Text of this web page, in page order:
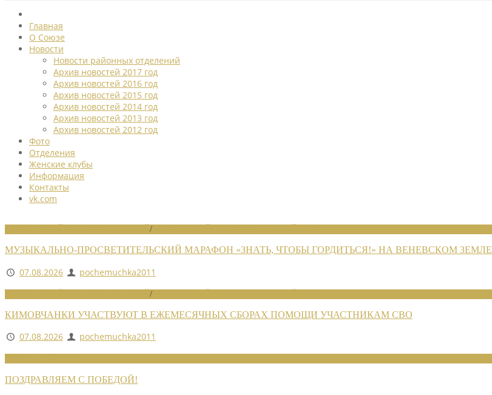
Главная
О Союзе
Новости
Новости районных отделений
Архив новостей 2017 год
Архив новостей 2016 год
Архив новостей 2015 год
Архив новостей 2014 год
Архив новостей 2013 год
Архив новостей 2012 год
Фото
Отделения
Женские клубы
Информация
Контакты
vk.com
/
МУЗЫКАЛЬНО-ПРОСВЕТИТЕЛЬСКИЙ МАРАФОН «ЗНАТЬ, ЧТОБЫ ГОРДИТЬСЯ!» НА ВЕНЕВСКОМ ЗЕМЛЕ
07.08.2026
pochemuchka2011
/
КИМОВЧАНКИ УЧАСТВУЮТ В ЕЖЕМЕСЯЧНЫХ СБОРАХ ПОМОЩИ УЧАСТНИКАМ СВО
07.08.2026
pochemuchka2011
ПОЗДРАВЛЯЕМ С ПОБЕДОЙ!